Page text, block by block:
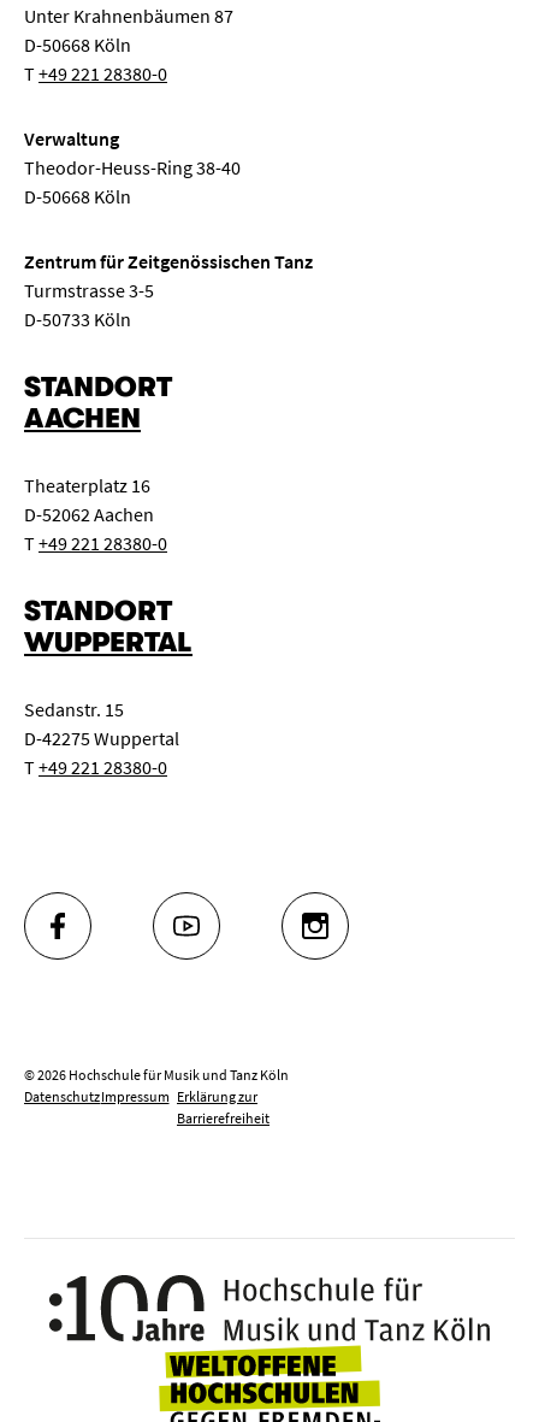
Unter Krahnenbäumen 87
D-50668 Köln
T+49 221 28380-0
Verwaltung
Theodor-Heuss-Ring 38-40
D-50668 Köln
Zentrum für Zeitgenössischen Tanz
Turmstrasse 3-5
D-50733 Köln
STANDORT
AACHEN
Theaterplatz 16
D-52062 Aachen
T+49 221 28380-0
STANDORT
WUPPERTAL
Sedanstr. 15
D-42275 Wuppertal
T+49 221 28380-0
FACEBOOK YOUTUBE INSTAGRAM
© 2026 Hochschule für Musik und Tanz Köln
DatenschutzImpressum Erklärung zur
Barrierefreiheit